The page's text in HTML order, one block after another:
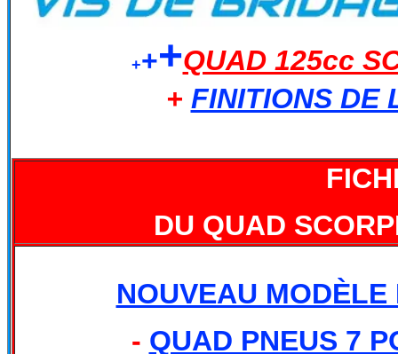
+++QUAD 125cc
+ FINITIONS DE
DU QUAD
NOUVEAU
- QUAD PNEUS 7